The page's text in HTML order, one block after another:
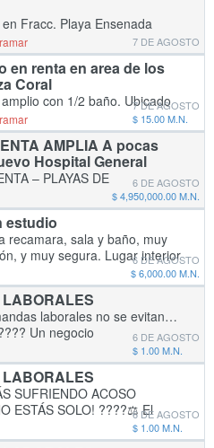
Fracc. Playa Ensenada
deportiva y zona comercial. 6
baños, sala, comedor, cocina,
cochera para 2 autos,
7 DE AGOSTO
en renta en area de los
Coral
con 1/2 baño. Ubicado
globos "Plaza Coral", área con
Superficie: 144m2
información al
7 DE AGOSTO
$ 15.00 M.N.
AMPLIA A pocas
Hospital General
– PLAYAS DE
ENSENADA **Precio:
Excelente ubicación, a solo
nuevo Hospital General
en una d
6 DE AGOSTO
$ 4,950,000.00 M.N.
estudio
recamara, sala y baño, muy
y muy segura. Lugar interior
del Sullivan y bien
calle Neptuno 69 fracc.
6 DE AGOSTO
$ 6,000.00 M.N.
laborales no se evitan…
Un negocio
protegido no espera a ser
anticipa mediante: ✔️ ????
6 DE AGOSTO
$ 1.00 M.N.
SUFRIENDO ACOSO
ESTÁS SOLO! ????⚖️ El
puede presentarse
???? ???? Gritos o
6 DE AGOSTO
$ 1.00 M.N.